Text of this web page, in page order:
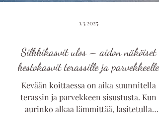
1.3.2025
Silkkikasvit ulos – aidon näköiset